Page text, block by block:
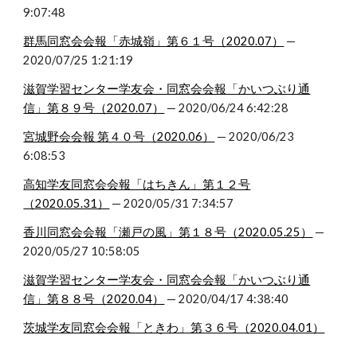
9:07:48
群馬同窓会会報「赤城嶺」第６１号（2020.07）
—
2020/07/25 1:21:19
滋賀学習センター学友会・同窓会会報「かいつぶり通
信」第８９号（2020.07）
— 2020/06/24 6:42:28
宮城野会会報 第４０号（2020.06）
— 2020/06/23
6:08:53
高知学友同窓会会報「はちきん」第１２号
（2020.05.31）
— 2020/05/31 7:34:57
香川同窓会会報「瀬戸の風」第１８号（2020.05.25）
—
2020/05/27 10:58:05
滋賀学習センター学友会・同窓会会報「かいつぶり通
信」第８８号（2020.04）
— 2020/04/17 4:38:40
茨城学友同窓会会報「ときわ」第３６号（2020.04.01）